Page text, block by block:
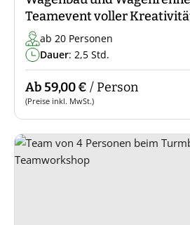
Teamevent voller
ab 20 Personen
Dauer: 2,5 Std.
Ab 59,00 € / Person
(Preise inkl. MwSt.)